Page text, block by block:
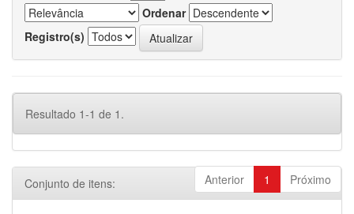
Ordenar
Registro(s)
Resultado 1-1 de 1.
Anterior 1 Próximo
Conjunto de itens: